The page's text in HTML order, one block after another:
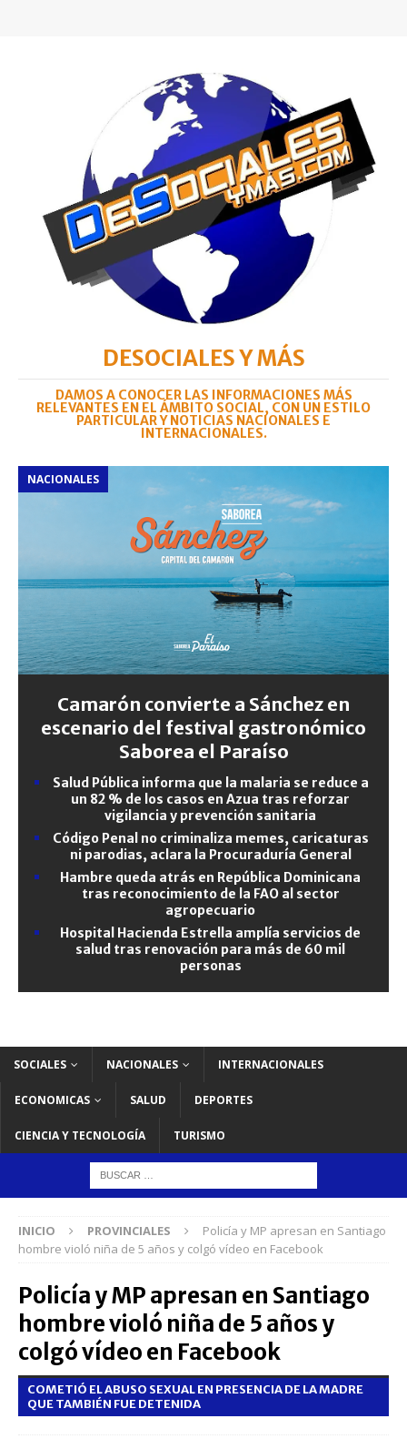
DESOCIALES Y MÁS
DAMOS A CONOCER LAS INFORMACIONES MÁS
RELEVANTES EN EL ÁMBITO SOCIAL, CON UN ESTILO
PARTICULAR Y NOTICIAS NACIONALES E
INTERNACIONALES.
NACIONALES
Camarón convierte a Sánchez en
escenario del festival gastronómico
Saborea el Paraíso
Salud Pública informa que la malaria se reduce a
un 82 % de los casos en Azua tras reforzar
vigilancia y prevención sanitaria
Código Penal no criminaliza memes, caricaturas
ni parodias, aclara la Procuraduría General
Hambre queda atrás en República Dominicana
tras reconocimiento de la FAO al sector
agropecuario
Hospital Hacienda Estrella amplía servicios de
salud tras renovación para más de 60 mil
personas
SOCIALES NACIONALES INTERNACIONALES
ECONOMICAS SALUD DEPORTES
CIENCIA Y TECNOLOGÍA TURISMO
INICIO PROVINCIALES
Policía y MP apresan en Santiago
hombre violó niña de 5 años y colgó vídeo en Facebook
Policía y MP apresan en Santiago
hombre violó niña de 5 años y
colgó vídeo en Facebook
COMETIÓ EL ABUSO SEXUAL EN PRESENCIA DE LA MADRE
QUE TAMBIÉN FUE DETENIDA